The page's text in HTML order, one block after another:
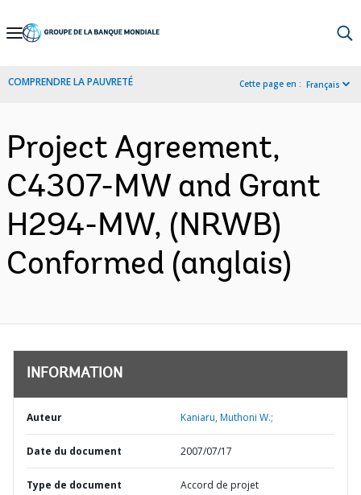
Skip
Navigation
COMPRENDRE LA PAUVRETÉ Cette page en : Français
Project Agreement,
C4307-MW and Grant
H294-MW, (NRWB)
Conformed (anglais)
INFORMATION
Auteur Kaniaru, Muthoni W.;
Date du document 2007/07/17
Type de document Accord de projet